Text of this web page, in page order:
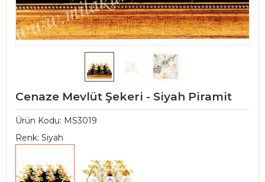
Cenaze Mevlüt Şekeri - Siyah Piramit
Ürün Kodu: MS3019
Renk: Siyah